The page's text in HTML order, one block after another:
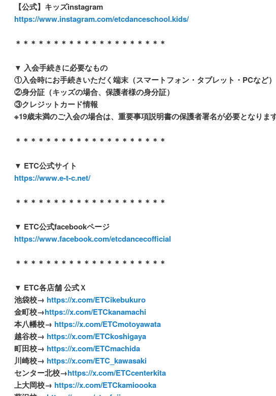
【公式】キッズinstagram
https://www.instagram.com/etcdanceschool.kids/
＊＊＊＊＊＊＊＊＊＊＊＊＊＊＊＊＊＊＊＊
▼ 入会手続きに必要なもの
①入会時にお手続きいただく端末（スマートフォン・タブレット・ PCなど）
②身分証（キッズの場合、保護者様の身分証）
③クレジットカード情報
※19歳未満のご入会の場合は、重要事項説明書の保護者署名が必要となりま
＊＊＊＊＊＊＊＊＊＊＊＊＊＊＊＊＊＊＊＊
▼ ETC公式サイト
https://www.e-t-c.net/
＊＊＊＊＊＊＊＊＊＊＊＊＊＊＊＊＊＊＊＊
▼ ETC公式facebookページ
https://www.facebook.com/etcdancecofficial
＊＊＊＊＊＊＊＊＊＊＊＊＊＊＊＊＊＊＊＊
▼ ETC各店舗公式Ｘ
池袋校→ https://x.com/ETCikebukuro
金町校→https://x.com/ETCkanamachi
本八幡校→ https://x.com/ETCmotoyawata
越谷校→ https://x.com/ETCkoshigaya
町田校→ https://x.com/ETCmachida
川崎校→ https://x.com/ETC_kawasaki
センター北校→https://x.com/ETCcenterkita
上大岡校→ https://x.com/ETCkamioooka